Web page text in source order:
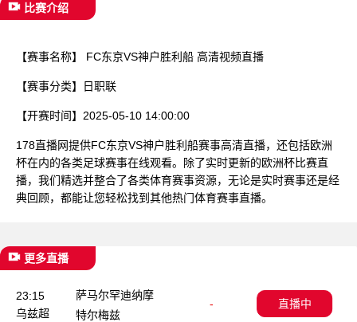
比赛介绍
【赛事名称】 FC东京VS神户胜利船 高清视频直播
【赛事分类】 日职联
【开赛时间】 2025-05-10 14:00:00
178直播网提供FC东京VS神户胜利船赛事高清直播，还包括欧洲
杯在内的各类足球赛事在线观看。除了实时更新的欧洲杯比赛直
播，我们精选并整合了各类体育赛事资源，无论是实时赛事还是经
典回顾，都能让您轻松找到其他热门体育赛事直播。
更多直播
23:15
乌兹超
萨马尔罕迪纳摩
-
特尔梅兹
直播中